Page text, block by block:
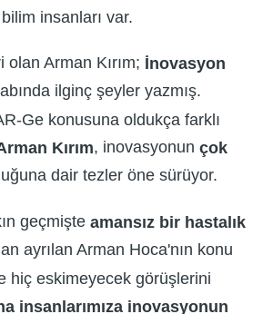
insanları var.
Arman Kırım; İnovasyon
ilginç şeyler yazmış.
Ge konusuna oldukça farklı
Kırım, inovasyonun çok
dair tezler öne sürüyor.
geçmişte amansız bir hastalık
ayrılan Arman Hoca'nın konu
hiç eskimeyecek görüşlerini
insanlarımıza inovasyonun